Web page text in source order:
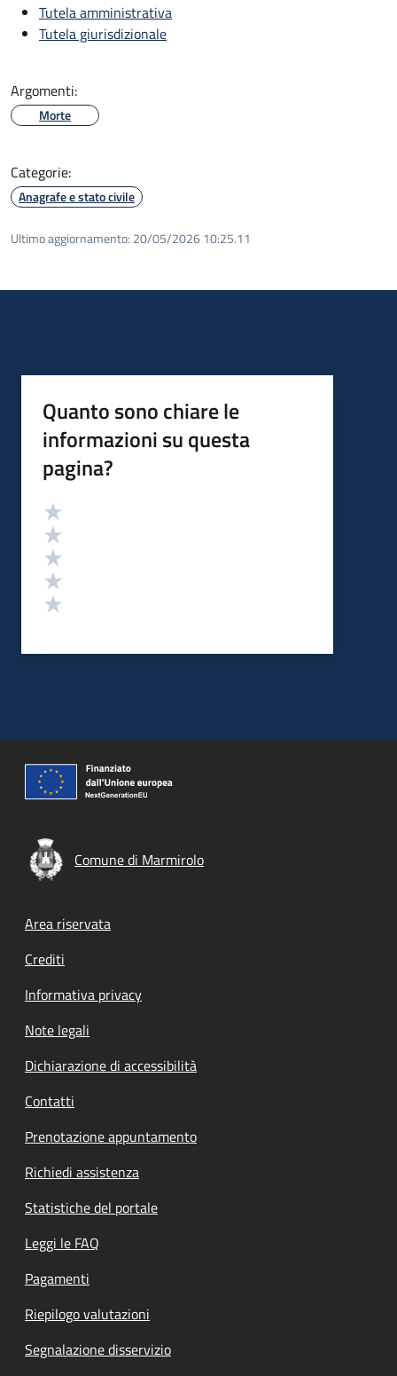
Tutela amministrativa
Tutela giurisdizionale
Argomenti:
Morte
Categorie:
Anagrafe e stato civile
Ultimo aggiornamento: 20/05/2026 10:25.11
Quanto sono chiare le
informazioni su questa
pagina?
Valutazione
Comune di Marmirolo
Footer menu
Area riservata
Crediti
Informativa privacy
Note legali
Dichiarazione di accessibilità
Contatti
Prenotazione appuntamento
Richiedi assistenza
Statistiche del portale
Leggi le FAQ
Pagamenti
Riepilogo valutazioni
Segnalazione disservizio